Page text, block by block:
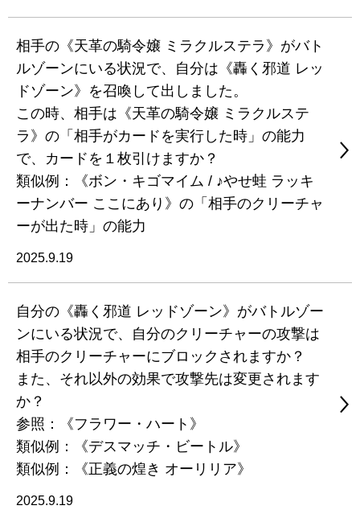
相手の《天革の騎令嬢 ミラクルステラ》がバト
ルゾーンにいる状況で、自分は《轟く邪道 レッ
ドゾーン》を召喚して出しました。
この時、相手は《天革の騎令嬢 ミラクルステ
ラ》の「相手がカードを実行した時」の能力
で、カードを１枚引けますか？
類似例：《ボン・キゴマイム / ♪やせ蛙 ラッキ
ーナンバー ここにあり》の「相手のクリーチャ
ーが出た時」の能力
2025.9.19
自分の《轟く邪道 レッドゾーン》がバトルゾー
ンにいる状況で、自分のクリーチャーの攻撃は
相手のクリーチャーにブロックされますか？
また、それ以外の効果で攻撃先は変更されます
か？
参照：《フラワー・ハート》
類似例：《デスマッチ・ビートル》
類似例：《正義の煌き オーリリア》
2025.9.19